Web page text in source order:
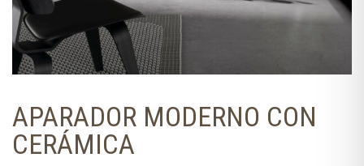
APARADOR MODERNO CON
CERÁMICA